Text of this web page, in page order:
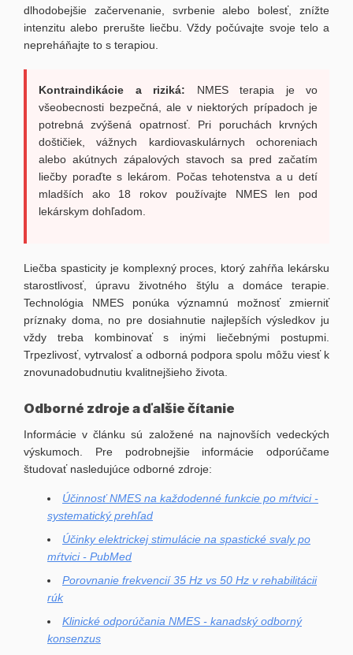
dlhodobejšie začervenanie, svrbenie alebo bolesť, znížte
intenzitu alebo prerušte liečbu. Vždy počúvajte svoje telo a
nepreháňajte to s terapiou.
Kontraindikácie a riziká: NMES terapia je vo
všeobecnosti bezpečná, ale v niektorých prípadoch je
potrebná zvýšená opatrnosť. Pri poruchách krvných
doštičiek, vážnych kardiovaskulárnych ochoreniach
alebo akútnych zápalových stavoch sa pred začatím
liečby poraďte s lekárom. Počas tehotenstva a u detí
mladších ako 18 rokov používajte NMES len pod
lekárskym dohľadom.
Liečba spasticity je komplexný proces, ktorý zahŕňa lekársku
starostlivosť, úpravu životného štýlu a domáce terapie.
Technológia NMES ponúka významnú možnosť zmierniť
príznaky doma, no pre dosiahnutie najlepších výsledkov ju
vždy treba kombinovať s inými liečebnými postupmi.
Trpezlivosť, vytrvalosť a odborná podpora spolu môžu viesť k
znovunadobudnutiu kvalitnejšieho života.
Odborné zdroje a ďalšie čítanie
Informácie v článku sú založené na najnovších vedeckých
výskumoch. Pre podrobnejšie informácie odporúčame
študovať nasledujúce odborné zdroje:
Účinnosť NMES na každodenné funkcie po mŕtvici -
systematický prehľad
Účinky elektrickej stimulácie na spastické svaly po
mŕtvici - PubMed
Porovnanie frekvencií 35 Hz vs 50 Hz v rehabilitácii
rúk
Klinické odporúčania NMES - kanadský odborný
konsenzus